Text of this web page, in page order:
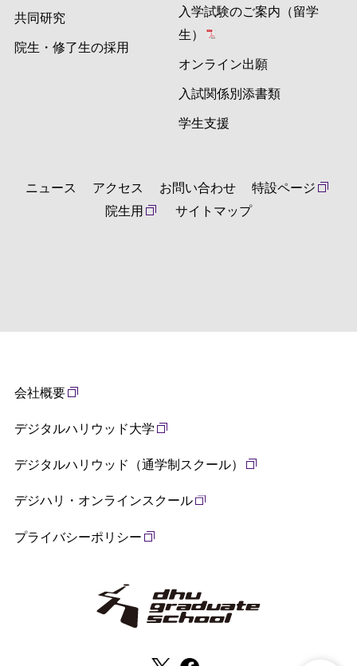
共同研究
院生・修了生の採用
入学試験のご案内（留学
生）
オンライン出願
入試関係別添書類
学生支援
ニュース アクセス お問い合わせ
特設ページ
院生用
サイトマップ
会社概要
デジタルハリウッド大学
デジタルハリウッド（通学制スクール）
デジハリ・オンラインスクール
プライバシーポリシー